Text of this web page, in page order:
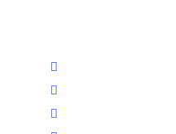
twitter
facebook
youtube